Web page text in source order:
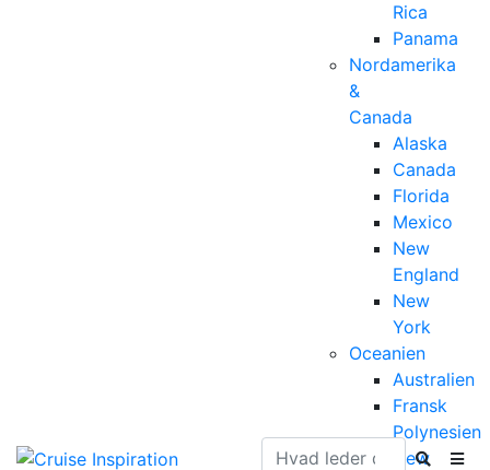
Rica
Panama
Nordamerika
&
Canada
Alaska
Canada
Florida
Mexico
New
England
New
York
Oceanien
Australien
Fransk
Polynesien
New